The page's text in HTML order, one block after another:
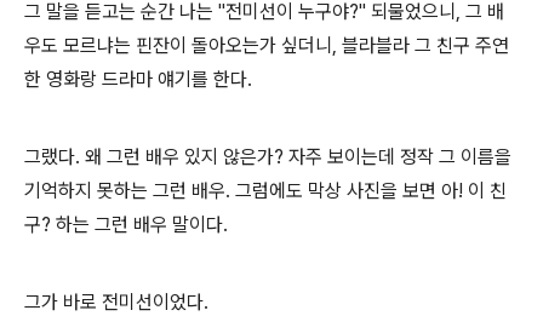
그 말을 듣고는 순간 나는 "전미선이 누구야?" 되물었으니, 그 배
우도 모르냐는 핀잔이 돌아오는가 싶더니, 블라블라 그 친구 주연
한 영화랑 드라마 얘기를 한다.
그랬다. 왜 그런 배우 있지 않은가? 자주 보이는데 정작 그 이름을
기억하지 못하는 그런 배우. 그럼에도 막상 사진을 보면 아! 이 친
구? 하는 그런 배우 말이다.
그가 바로 전미선이었다.